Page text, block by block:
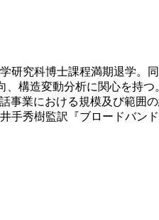
研究科博士課程満期退学
構造変動分析に関心を持
事業における規模及び範囲
手秀樹監訳『ブロードバン